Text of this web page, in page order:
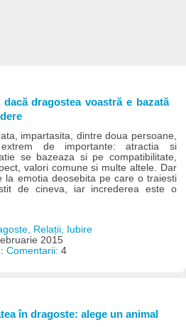
dragostea voastră e bazată
impartasita, dintre doua persoane,
de importante: atractia si
se bazeaza si pe compatibilitate,
valori comune si multe altele. Dar
la emotia deosebita pe care o traiesti
de cineva, iar increderea este o
Relații, Iubire
2015
Comentarii: 4
în dragoste: alege un animal